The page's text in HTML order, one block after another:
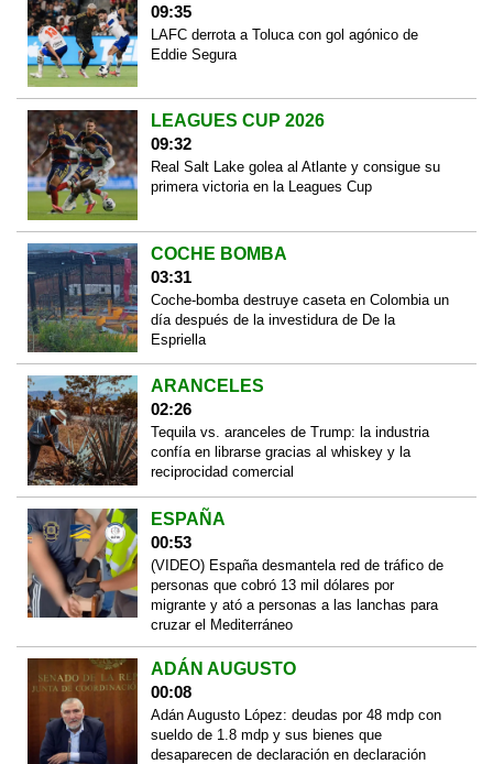
09:35
LAFC derrota a Toluca con gol agónico de
Eddie Segura
LEAGUES CUP 2026
09:32
Real Salt Lake golea al Atlante y consigue su
primera victoria en la Leagues Cup
COCHE BOMBA
03:31
Coche-bomba destruye caseta en Colombia un
día después de la investidura de De la
Espriella
ARANCELES
02:26
Tequila vs. aranceles de Trump: la industria
confía en librarse gracias al whiskey y la
reciprocidad comercial
ESPAÑA
00:53
(VIDEO) España desmantela red de tráfico de
personas que cobró 13 mil dólares por
migrante y ató a personas a las lanchas para
cruzar el Mediterráneo
ADÁN AUGUSTO
00:08
Adán Augusto López: deudas por 48 mdp con
sueldo de 1.8 mdp y sus bienes que
desaparecen de declaración en declaración